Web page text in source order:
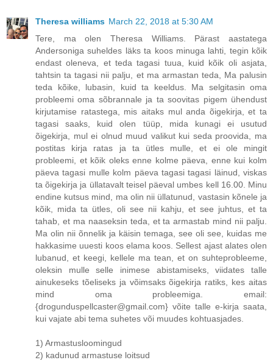
Theresa williams March 22, 2018 at 5:30 AM
Tere, ma olen Theresa Williams. Pärast aastatega
Andersoniga suheldes läks ta koos minuga lahti, tegin kõik
endast oleneva, et teda tagasi tuua, kuid kõik oli asjata,
tahtsin ta tagasi nii palju, et ma armastan teda, Ma palusin
teda kõike, lubasin, kuid ta keeldus. Ma selgitasin oma
probleemi oma sõbrannale ja ta soovitas pigem ühendust
kirjutamise ratastega, mis aitaks mul anda õigekirja, et ta
tagasi saaks, kuid olen tüüp, mida kunagi ei usutud
õigekirja, mul ei olnud muud valikut kui seda proovida, ma
postitas kirja ratas ja ta ütles mulle, et ei ole mingit
probleemi, et kõik oleks enne kolme päeva, enne kui kolm
päeva tagasi mulle kolm päeva tagasi tagasi läinud, viskas
ta õigekirja ja üllatavalt teisel päeval umbes kell 16.00. Minu
endine kutsus mind, ma olin nii üllatunud, vastasin kõnele ja
kõik, mida ta ütles, oli see nii kahju, et see juhtus, et ta
tahab, et ma naaseksin teda, et ta armastab mind nii palju.
Ma olin nii õnnelik ja käisin temaga, see oli see, kuidas me
hakkasime uuesti koos elama koos. Sellest ajast alates olen
lubanud, et keegi, kellele ma tean, et on suhteprobleeme,
oleksin mulle selle inimese abistamiseks, viidates talle
ainukeseks tõeliseks ja võimsaks õigekirja ratiks, kes aitas
mind oma probleemiga. email:
{drogunduspellcaster@gmail.com} võite talle e-kirja saata,
kui vajate abi tema suhetes või muudes kohtuasjades.
1) Armastusloomingud
2) kadunud armastuse loitsud